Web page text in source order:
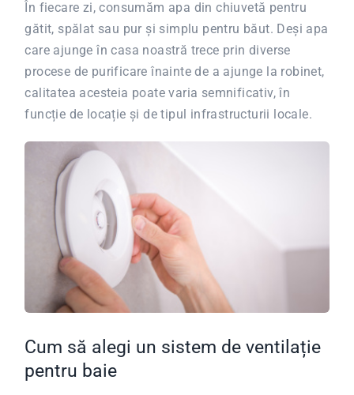
În fiecare zi, consumăm apa din chiuvetă pentru
gătit, spălat sau pur și simplu pentru băut. Deși apa
care ajunge în casa noastră trece prin diverse
procese de purificare înainte de a ajunge la robinet,
calitatea acesteia poate varia semnificativ, în
funcție de locație și de tipul infrastructurii locale.
Cum să alegi un sistem de ventilație
pentru baie